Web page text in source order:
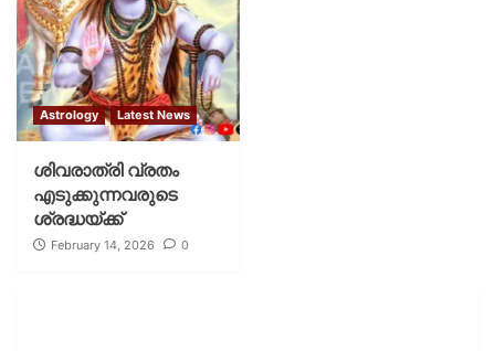
Astrology Latest News
ശിവരാത്രി വ്രതം
എടുക്കുന്നവരുടെ
ശ്രദ്ധയ്ക്ക്
February 14, 2026 0